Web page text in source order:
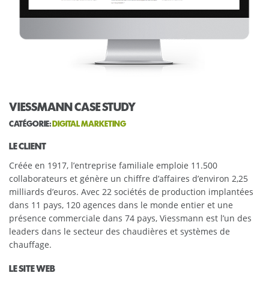
VIESSMANN CASE STUDY
CATÉGORIE: DIGITAL MARKETING
LE CLIENT
Créée en 1917, l’entreprise familiale emploie 11.500
collaborateurs et génère un chiffre d’affaires d’environ 2,25
milliards d’euros. Avec 22 sociétés de production implantées
dans 11 pays, 120 agences dans le monde entier et une
présence commerciale dans 74 pays, Viessmann est l’un des
leaders dans le secteur des chaudières et systèmes de
chauffage.
LE SITE WEB